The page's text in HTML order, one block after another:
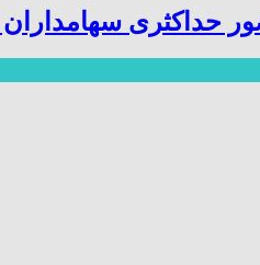
حداکثری سهامداران